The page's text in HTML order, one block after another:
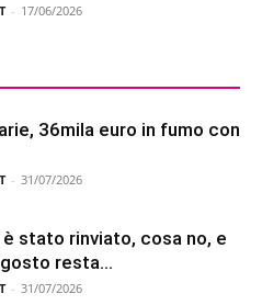
- 17/06/2026
36mila euro in fumo con
- 31/07/2026
stato rinviato, cosa no, e
resta...
- 31/07/2026